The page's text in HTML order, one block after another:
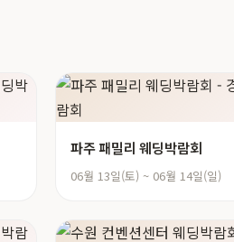
파주 패밀리 웨딩박람회
06월 13일(토) ~ 06월 14일(일)